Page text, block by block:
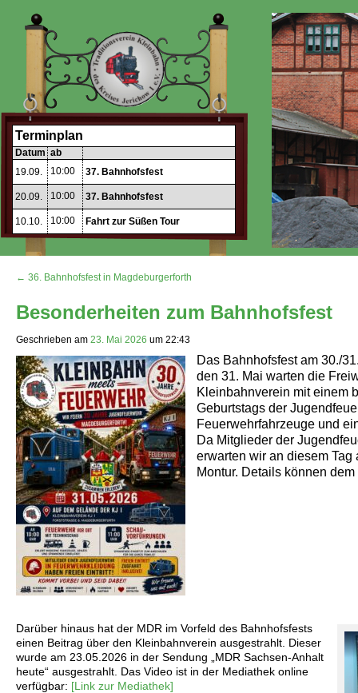
Terminplan
Datum ab
19.09.
10:00 37. Bahnhofsfest
20.09. 10:00 37. Bahnhofsfest
10.10. 10:00 Fahrt zur Süßen Tour
← 36. Bahnhofsfest in Magdeburgerforth
Besonderheiten zum Bahnhofsfest
Geschrieben am 23. Mai 2026 um 22:43
Das Bahnhofsfest am 30./
den 31. Mai warten die
Kleinbahnverein mit einem
Geburtstags der
Feuerwehrfahrzeuge und
Da Mitglieder der
erwarten wir an diesem
Montur. Details können
Darüber hinaus hat der MDR im Vorfeld des Bahnhofsfests
einen Beitrag über den Kleinbahnverein ausgestrahlt. Dieser
wurde am 23.05.2026 in der Sendung „MDR Sachsen-Anhalt
heute“ ausgestrahlt. Das Video ist in der Mediathek online
verfügbar: [Link zur Mediathek]